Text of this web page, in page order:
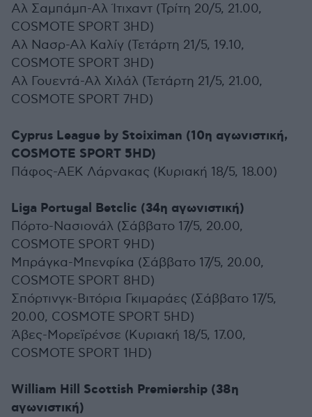
Αλ Σαμπάμπ-Αλ Ίτιχαντ (Τρίτη 20/5, 21.00,
COSMOTE SPORT 3HD)
Αλ Νασρ-Αλ Καλίγ (Τετάρτη 21/5, 19.10,
COSMOTE SPORT 3HD)
Αλ Γουεντά-Αλ Χιλάλ (Τετάρτη 21/5, 21.00,
COSMOTE SPORT 7HD)
Cyprus League by Stoiximan (10η αγωνιστική,
COSMOTE SPORT 5HD)
Πάφος-ΑΕΚ Λάρνακας (Κυριακή 18/5, 18.00)
Liga Portugal Betclic (34η αγωνιστική)
Πόρτο-Νασιονάλ (Σάββατο 17/5, 20.00,
COSMOTE SPORT 9HD)
Μπράγκα-Μπενφίκα (Σάββατο 17/5, 20.00,
COSMOTE SPORT 8HD)
Σπόρτινγκ-Βιτόρια Γκιμαράες (Σάββατο 17/5,
20.00, COSMOTE SPORT 5HD)
Άβες-Μορεϊρένσε (Kυριακή 18/5, 17.00,
COSMOTE SPORT 1HD)
William Hill Scottish Premiership (38η
αγωνιστική)